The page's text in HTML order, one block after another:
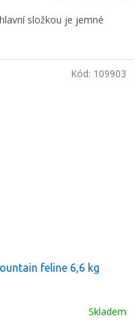
složkou je jemné
feline 6,6 kg
Skladem
Kód: 109903